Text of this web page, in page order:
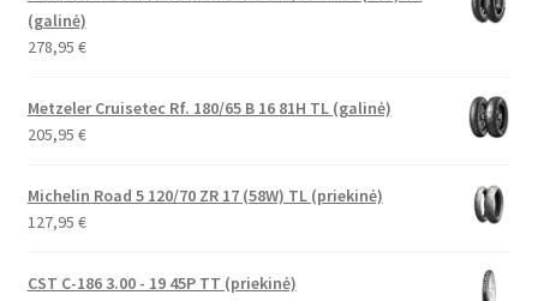
(galinė)
278,95 €
Metzeler Cruisetec Rf. 180/65 B 16 81H TL (galinė)
205,95 €
Michelin Road 5 120/70 ZR 17 (58W) TL (priekinė)
127,95 €
CST C-186 3.00 - 19 45P TT (priekinė)